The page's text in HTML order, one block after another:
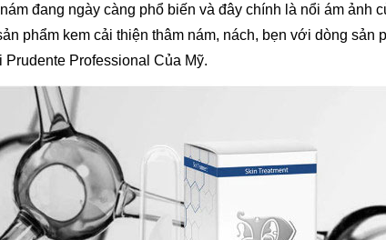
đang ngày càng phổ biến và đây chính là nổi ám ảnh
phẩm kem cải thiện thâm nám, nách, bẹn với dòng sản
Professional Của Mỹ.